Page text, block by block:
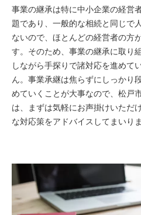
事業の継承は特に中小企業の経営
題であり、一般的な相続と同じで
ないので、ほとんどの経営者の方
す。そのため、事業の継承に取り
しながら手探りで諸対応を進めて
ん。事業承継は焦らずにしっかり
めていくことが大事なので、松戸
は、まずは気軽にお声掛けいただ
な対応策をアドバイスしてまいりま